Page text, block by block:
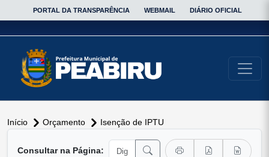
PORTAL DA TRANSPARÊNCIA WEBMAIL DIÁRIO OFICIAL
Início Orçamento Isenção de IPTU
Consultar na Página: